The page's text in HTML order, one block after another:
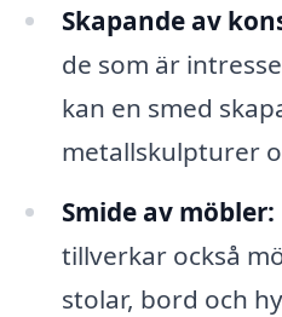
Skapande av
de som är
kan en smed
metallskulpturer
Smide av möbler:
tillverkar också
stolar, bord och